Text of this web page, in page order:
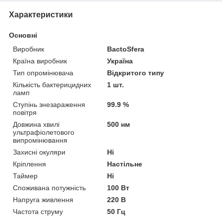
Характеристики
Основні
Виробник
BactoSfera
Країна виробник
Україна
Тип опромінювача
Відкритого типу
Кількість бактерицидних
ламп
1 шт.
Ступінь знезараження
повітря
99.9 %
Довжина хвилі
ультрафіолетового
випромінювання
500 нм
Захисні окуляри
Ні
Кріплення
Настільне
Таймер
Ні
Споживана потужність
100 Вт
Напруга живлення
220 В
Частота струму
50 Гц